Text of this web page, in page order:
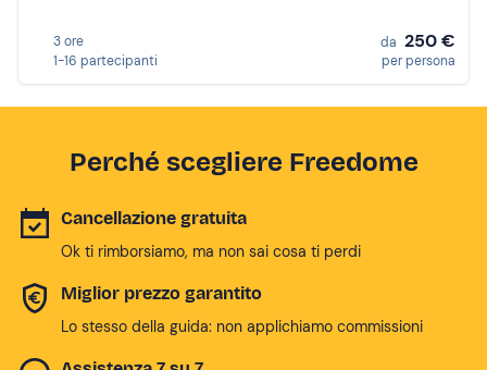
3 ore
1-16 partecipanti
da 250 €
per persona
Perché scegliere Freedome
Cancellazione gratuita
Ok ti rimborsiamo, ma non sai cosa ti perdi
Miglior prezzo garantito
Lo stesso della guida: non applichiamo commissioni